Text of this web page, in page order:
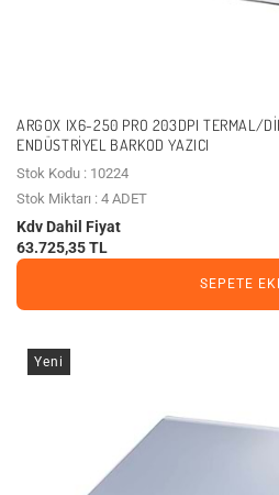
ARGOX IX6-250 PRO 203DPI TERMAL/
ENDÜSTRIYEL BARKOD YAZICI
Stok Kodu : 10224
Stok Miktarı : 4 ADET
Kdv Dahil Fiyat
63.725,35 TL
SEPETE
Yeni